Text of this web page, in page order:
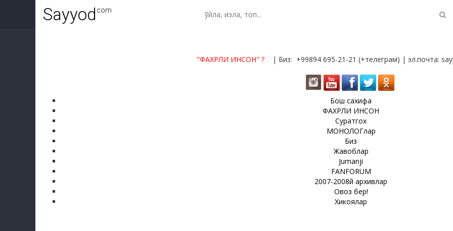
Sayyod.com
"ФАХРЛИ ИНСОН"? | Биз: +99894 695-21-21 (+телеграм) | эл.почта:
Бош сахифа
ФАХРЛИ ИНСОН
Суратгох
МОНОЛОГлар
Биз
Жавоблар
Jumanji
FANFORUM
2007-2008й архивлар
Овоз бер!
Хикоялар